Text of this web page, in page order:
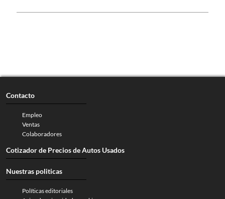
Contacto
Empleo
Ventas
Colaboradores
Cotizador de Precios de Autos Usados
Nuestras politicas
Políticas editoriales